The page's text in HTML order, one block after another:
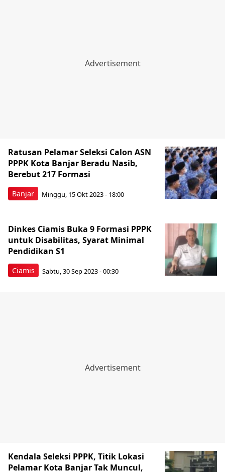
Banjar
Ratusan Pelamar Seleksi Calon ASN
PPPK Kota Banjar Beradu Nasib,
Berebut 217 Formasi
Minggu, 15 Okt 2023 - 18:00
Ciamis
Dinkes Ciamis Buka 9 Formasi PPPK
untuk Disabilitas, Syarat Minimal
Pendidikan S1
Sabtu, 30 Sep 2023 - 00:30
Kendala Seleksi PPPK, Titik Lokasi
Pelamar Kota Banjar Tak Muncul,